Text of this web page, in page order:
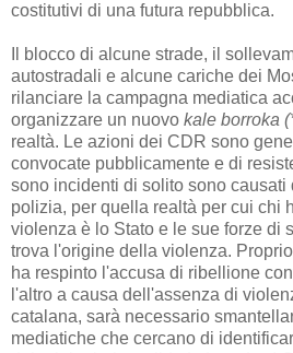
costitutivi di una futura repubblica.
Il blocco di alcune strade, il
autostradali e alcune cariche dei
rilanciare la campagna mediatica
organizzare un nuovo kale borroka
realtà. Le azioni dei CDR sono
convocate pubblicamente e di
sono incidenti di solito sono causati
polizia, per quella realtà per cui chi
violenza è lo Stato e le sue forze di
trova l'origine della violenza.
ha respinto l'accusa di ribellione
l'altro a causa dell'assenza di
catalana, sarà necessario
mediatiche che cercano di